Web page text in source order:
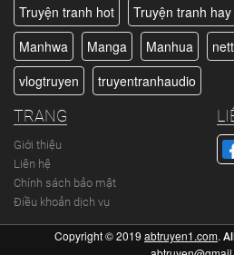
Truyện tranh hot
Truyện tranh hay
Manhwa
Manga Manhua
vlogtruyen
truyentranhaudio
TRANG
Giới thiệu
Liên hệ
Chính sách bảo mật
Điều khoản dịch vụ
Copyright © 2019 abtruyen1.com.